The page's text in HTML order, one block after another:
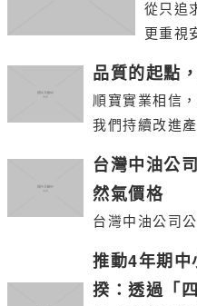
從只追
更重視
饋與不
品質的起點
順寶實業相信
我們持續改進
都剛剛好
台灣中油公
然氣價格
台灣中油公司
推動4年期
揆：透過「